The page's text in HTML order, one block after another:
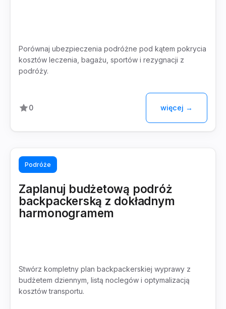
Porównaj ubezpieczenia podróżne pod kątem pokrycia
kosztów leczenia, bagażu, sportów i rezygnacji z
podróży.
0 więcej →
Podróże
Zaplanuj budżetową podróż
backpackerską z dokładnym
harmonogramem
Stwórz kompletny plan backpackerskiej wyprawy z
budżetem dziennym, listą noclegów i optymalizacją
kosztów transportu.